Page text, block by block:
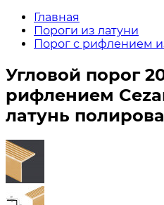
Главная
Пороги из латуни
Порог с рифлением
Угловой порог
рифлением
латунь